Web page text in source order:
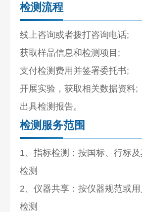
检测流程
线上咨询或者拨打咨询电话;
获取样品信息和检测项目;
支付检测费用并签署委托书;
开展实验，获取相关数据资料;
出具检测报告。
检测服务范围
1、指标检测：按国标、行标
检测
2、仪器共享：按仪器规范或
检测